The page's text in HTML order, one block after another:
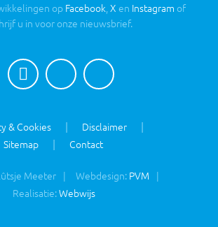
op Facebook,X en Instagram of
u in voor onze nieuwsbrief.
& Cookies
Disclaimer
Sitemap
Contact
Meeter Webdesign: PVM
Realisatie:Webwijs